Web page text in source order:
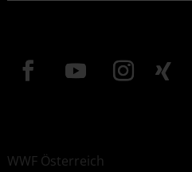
WWF Österreich